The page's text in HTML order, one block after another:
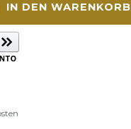
IN DEN WARENKORB